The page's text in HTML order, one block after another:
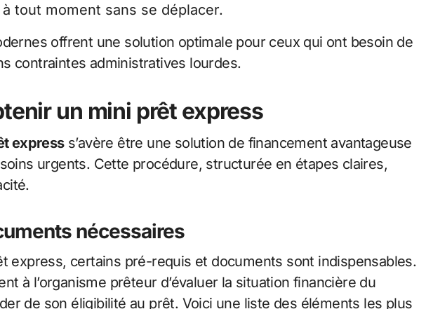
tout moment sans se déplacer.
offrent une solution optimale pour ceux qui ont besoin de
contraintes administratives lourdes.
un mini prêt express
expresss’avère être une solution de financement avantageuse
urgents. Cette procédure, structurée en étapes claires,
nécessaires
express, certains pré-requis et documents sont indispensables.
à l’organisme prêteur d’évaluer la situation financière du
de son éligibilité au prêt. Voici une liste des éléments les plus